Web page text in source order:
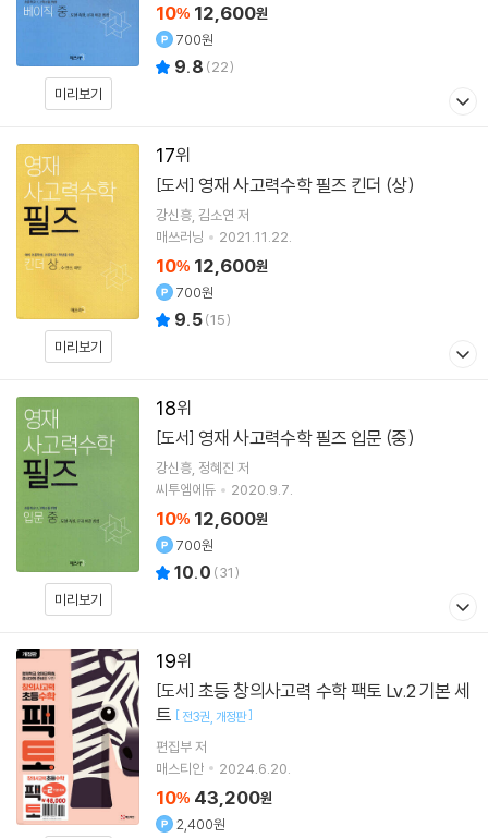
미리보기
10% 12,600원
700원
9.8 (22)
17
미리보기
[도서] 영재 사고력수학 필즈 킨더 (상)
강신흥 김소연 저
매쓰러닝
2021.11.22.
10% 12,600원
700원
9.5(15)
18
미리보기
[도서] 영재 사고력수학 필즈 입문 (중)
강신흥 정혜진 저
씨투엠에듀
2020.9.7.
10% 12,600원
700원
10.0 (31)
19
[도서]
트 [ 전3권 개정판]
편집부 저
매스티안
2024.6.20.
10% 43,200원
2,400원